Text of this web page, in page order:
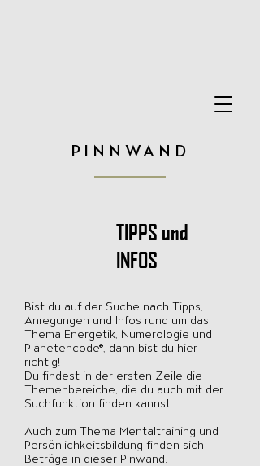
PINNWAND
TIPPS und
INFOS
Bist du auf der Suche nach Tipps,
Anregungen und Infos rund um das
Thema Energetik, Numerologie und
Planetencode®, dann bist du hier
richtig!
Du findest in der ersten Zeile die
Themenbereiche, die du auch mit der
Suchfunktion finden kannst.
Auch zum Thema Mentaltraining und
Persönlichkeitsbildung finden sich
Beträge in dieser Pinwand.